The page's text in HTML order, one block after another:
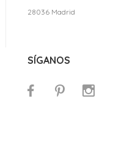
28036 Madrid
SÍGANOS